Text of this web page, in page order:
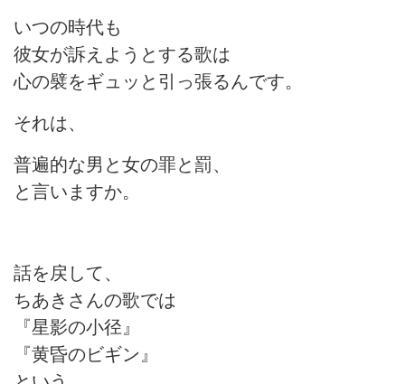
いつの時代も
彼女が訴えようとする歌は
心の襞をギュッと引っ張るんです。
それは、
普遍的な男と女の罪と罰、
と言いますか。
話を戻して、
ちあきさんの歌では
『星影の小径』
『黄昏のビギン』